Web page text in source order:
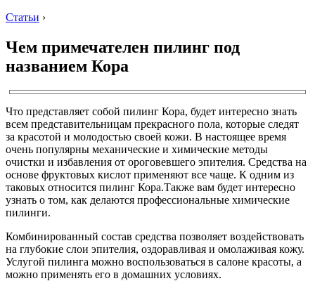
Статьи ›
Чем примечателен пилинг под
названием Кора
Что представляет собой пилинг Кора, будет интересно знать
всем представительницам прекрасного пола, которые следят
за красотой и молодостью своей кожи. В настоящее время
очень популярны механические и химические методы
очистки и избавления от ороговевшего эпителия. Средства на
основе фруктовых кислот применяют все чаще. К одним из
таковых относится пилинг Кора.Также вам будет интересно
узнать о том, как делаются профессиональные химические
пилинги.
Комбинированный состав средства позволяет воздействовать
на глубокие слои эпителия, оздоравливая и омолаживая кожу.
Услугой пилинга можно воспользоваться в салоне красоты, а
можно применять его в домашних условиях.